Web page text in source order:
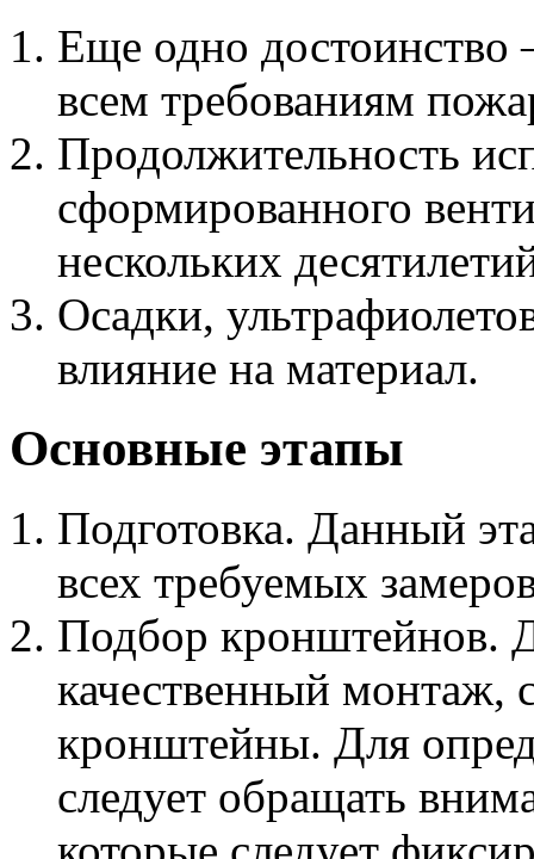
Еще одно достоинство
всем требованиям
Продолжительность
сформированного
нескольких
Осадки,
влияние на материал.
Основные этапы
Подготовка. Данный
всех требуемых
Подбор кронштейнов.
качественный монтаж,
кронштейны. Для
следует обращать